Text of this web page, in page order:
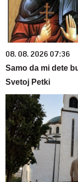
08. 08. 2026 07:36
Samo da mi dete
Svetoj Petki